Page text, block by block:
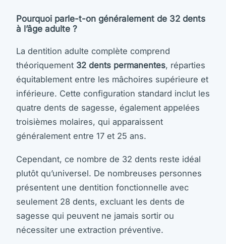
Pourquoi parle-t-on généralement de 32 dents
à l’âge adulte ?
La dentition adulte complète comprend
théoriquement 32 dents permanentes, réparties
équitablement entre les mâchoires supérieure et
inférieure. Cette configuration standard inclut les
quatre dents de sagesse, également appelées
troisièmes molaires, qui apparaissent
généralement entre 17 et 25 ans.
Cependant, ce nombre de 32 dents reste idéal
plutôt qu’universel. De nombreuses personnes
présentent une dentition fonctionnelle avec
seulement 28 dents, excluant les dents de
sagesse qui peuvent ne jamais sortir ou
nécessiter une extraction préventive.